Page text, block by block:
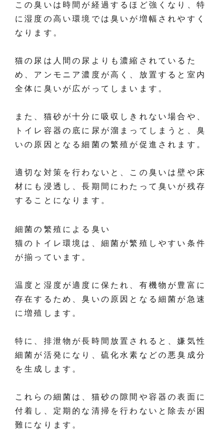
この臭いは時間が経過するほど強くなり、特
に湿度の高い環境では臭いが増幅されやすく
なります。
猫の尿は人間の尿よりも濃縮されているた
め、アンモニア濃度が高く、放置すると室内
全体に臭いが広がってしまいます。
また、猫砂が十分に吸収しきれない場合や、
トイレ容器の底に尿が溜まってしまうと、臭
いの原因となる細菌の繁殖が促進されます。
適切な対策を行わないと、この臭いは壁や床
材にも浸透し、長期間にわたって臭いが残存
することになります。
細菌の繁殖による臭い
猫のトイレ環境は、細菌が繁殖しやすい条件
が揃っています。
温度と湿度が適度に保たれ、有機物が豊富に
存在するため、臭いの原因となる細菌が急速
に増殖します。
特に、排泄物が長時間放置されると、嫌気性
細菌が活発になり、硫化水素などの悪臭成分
を生成します。
これらの細菌は、猫砂の隙間や容器の表面に
付着し、定期的な清掃を行わないと除去が困
難になります。